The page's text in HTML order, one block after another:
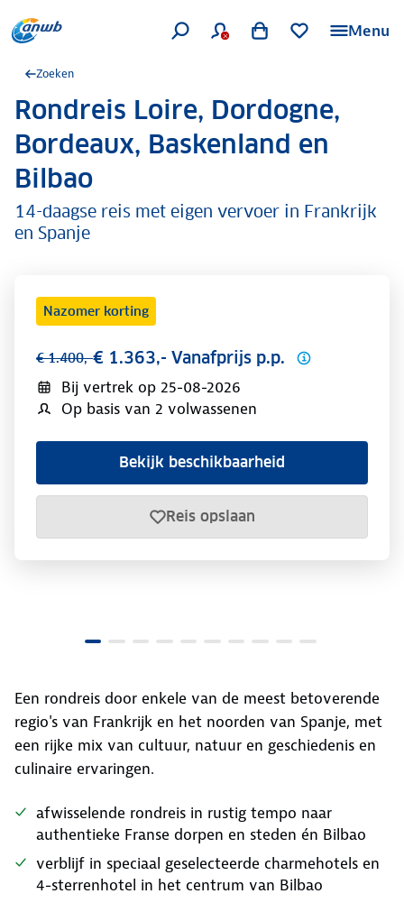
Menu
Zoeken
.Rondreis Loire, Dordogne,
Bordeaux, Baskenland en
Bilbao
14-daagse reis met eigen vervoer in Frankrijk
en Spanje
Nazomer korting
€ 1.400,-€ 1.363,- Vanafprijs p.p.
Bij vertrek op 25-08-2026
Op basis van 2 volwassenen
Bekijk beschikbaarheid
Reis opslaan
Een rondreis door enkele van de meest betoverende
regio's van Frankrijk en het noorden van Spanje, met
een rijke mix van cultuur, natuur en geschiedenis en
culinaire ervaringen.
afwisselende rondreis in rustig tempo naar
authentieke Franse dorpen en steden én Bilbao
verblijf in speciaal geselecteerde charmehotels en
4-sterrenhotel in het centrum van Bilbao